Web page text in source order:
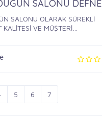
SALONU DEFNE
OLARAK SÜREKLİ
KALİTESİ VE MÜŞTERİ
5 6 7